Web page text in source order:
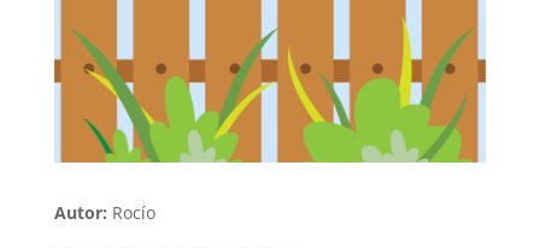
Autor: Rocío